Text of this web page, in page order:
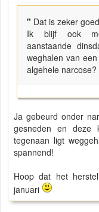
" Dat is zeker
Ik blijf ook
aanstaande
weghalen van
algehele narcose?
Ja gebeurd onder
gesneden en deze
tegenaan ligt
spannend!
Hoop dat het
januari